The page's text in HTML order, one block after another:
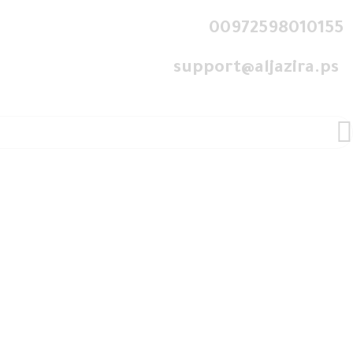
00972598010155
support@aljazira.ps